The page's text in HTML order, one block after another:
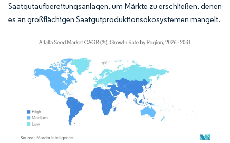
Saatgutaufbereitungsanlagen, um Märkte zu erschließen, denen
es an großflächigen Saatgutproduktionsökosystemen mangelt.